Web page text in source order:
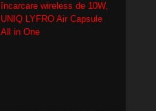
încarcare wireless de 10W,
UNIQ LYFRO Air Capsule
All in One